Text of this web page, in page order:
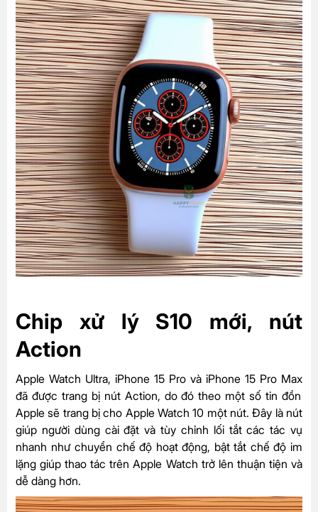
Chip xử lý S10 mới, nút
Action
Apple Watch Ultra, iPhone 15 Pro và iPhone 15 Pro Max
đã được trang bị nút Action, do đó theo một số tin đồn
Apple sẽ trang bị cho Apple Watch 10 một nút. Đây là nút
giúp người dùng cài đặt và tùy chỉnh lối tắt các tác vụ
nhanh như chuyển chế độ hoạt động, bật tắt chế độ im
lặng giúp thao tác trên Apple Watch trở lên thuận tiện và
dễ dàng hơn.